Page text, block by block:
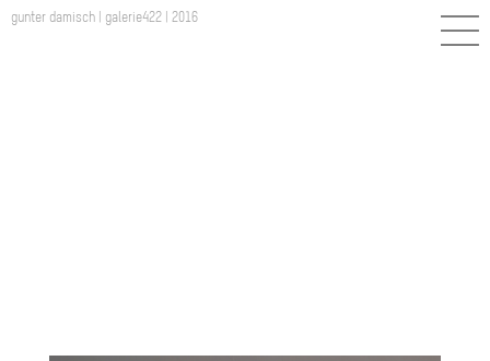
gunter damisch | galerie422 | 2016